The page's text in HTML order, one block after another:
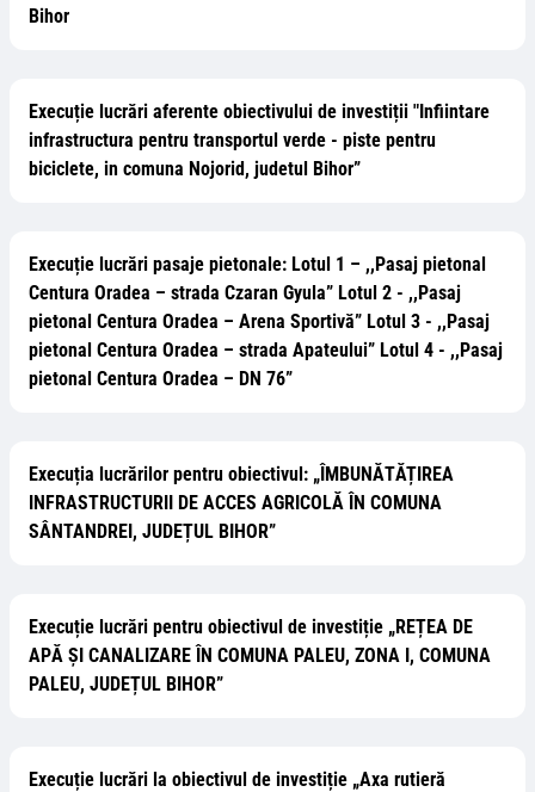
Bihor
Execuție lucrări aferente obiectivului de investiții "Infiintare
infrastructura pentru transportul verde - piste pentru
biciclete, in comuna Nojorid, judetul Bihor”
Execuție lucrări pasaje pietonale: Lotul 1 – ,,Pasaj pietonal
Centura Oradea – strada Czaran Gyula” Lotul 2 - ,,Pasaj
pietonal Centura Oradea – Arena Sportivă” Lotul 3 - ,,Pasaj
pietonal Centura Oradea – strada Apateului” Lotul 4 - ,,Pasaj
pietonal Centura Oradea – DN 76”
Execuția lucrărilor pentru obiectivul: „ÎMBUNĂTĂȚIREA
INFRASTRUCTURII DE ACCES AGRICOLĂ ÎN COMUNA
SÂNTANDREI, JUDEȚUL BIHOR”
Execuție lucrări pentru obiectivul de investiție „REȚEA DE
APĂ ȘI CANALIZARE ÎN COMUNA PALEU, ZONA I, COMUNA
PALEU, JUDEȚUL BIHOR”
Execuție lucrări la obiectivul de investiție „Axa rutieră